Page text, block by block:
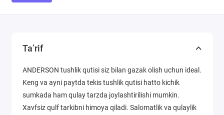
Ta’rif
ANDERSON tushlik qutisi siz bilan gazak olish uchun ideal.
Keng va ayni paytda tekis tushlik qutisi hatto kichik
sumkada ham qulay tarzda joylashtirilishi mumkin.
Xavfsiz qulf tarkibni himoya qiladi. Salomatlik va qulaylik